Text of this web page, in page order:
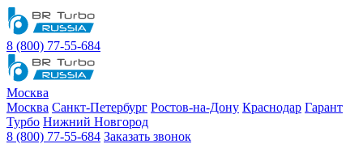
8 (800) 77-55-684
Москва
Москва Санкт-Петербург Ростов-на-Дону Краснодар Гарант
Турбо Нижний Новгород
8 (800) 77-55-684 Заказать звонок